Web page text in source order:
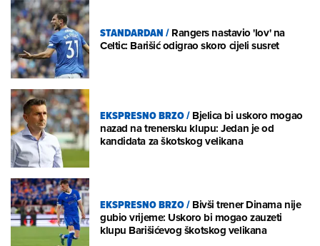
STANDARDAN/Rangers nastavio 'lov' na
Celtic: Barišić odigrao skoro cijeli susret
EKSPRESNO BRZO/Bjelica bi uskoro mogao
nazad na trenersku klupu: Jedan je od
kandidata za škotskog velikana
EKSPRESNO BRZO/Bivši trener Dinama nije
gubio vrijeme: Uskoro bi mogao zauzeti
klupu Barišićevog škotskog velikana